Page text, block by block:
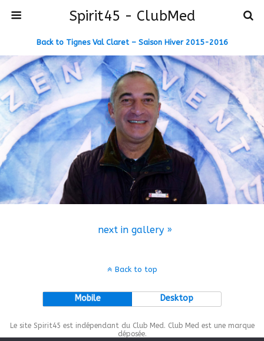
Spirit45 - ClubMed
Back to Tignes Val Claret – Saison Hiver 2015-2016
next in gallery »
Back to top
Mobile Desktop
Le site Spirit45 est indépendant du Club Med. Club Med est une marque
déposée.